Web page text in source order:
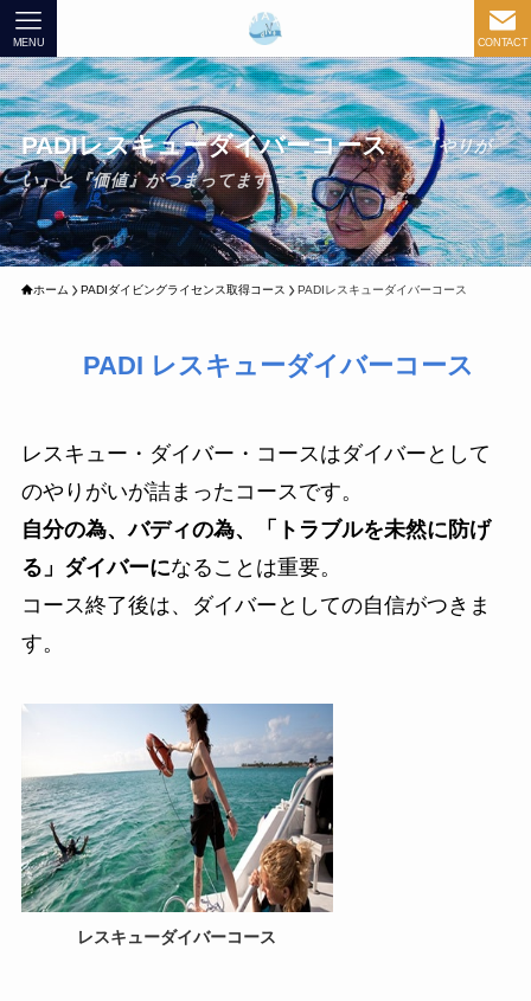
CONTACT
MENU
PADIレスキューダイバーコース
– 『やりが
い』と『価値』がつまってます –
ホーム PADIダイビングライセンス取得コース PADIレスキューダイバーコース
PADI レスキューダイバーコース
レスキュー・ダイバー・コースはダイバーとして
のやりがいが詰まったコースです。
自分の為、バディの為、「トラブルを未然に防げ
る」ダイバーになることは重要。
コース終了後は、ダイバーとしての自信がつきま
す。
レスキューダイバーコース